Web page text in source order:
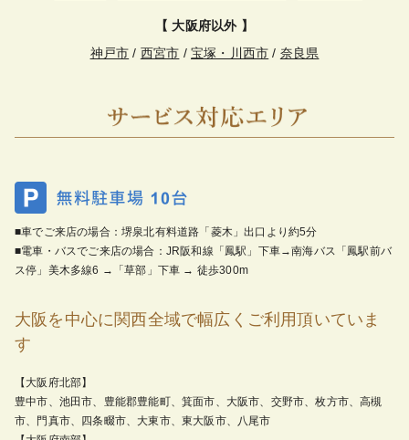
【 大阪府以外 】
神戸市 / 西宮市 / 宝塚・川西市 / 奈良県
■車でご来店の場合：堺泉北有料道路「菱木」出口より約5分
■電車・バスでご来店の場合：JR阪和線「鳳駅」下車→南海バス「鳳駅前バ
ス停」美木多線6 →「草部」下車 → 徒歩300m
大阪を中心に関西全域で幅広くご利用頂いていま
す
【大阪府北部】
豊中市、池田市、豊能郡豊能町、箕面市、大阪市、交野市、枚方市、高槻
市、門真市、四条畷市、大東市、東大阪市、八尾市